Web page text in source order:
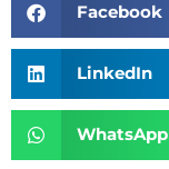
Facebook
LinkedIn
WhatsApp